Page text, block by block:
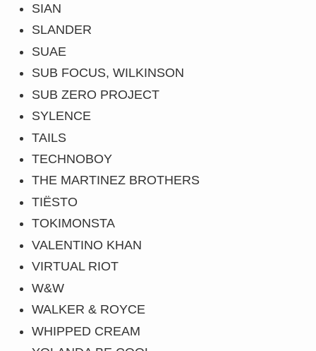
SIAN
SLANDER
SUAE
SUB FOCUS, WILKINSON
SUB ZERO PROJECT
SYLENCE
TAILS
TECHNOBOY
THE MARTINEZ BROTHERS
TIËSTO
TOKIMONSTA
VALENTINO KHAN
VIRTUAL RIOT
W&W
WALKER & ROYCE
WHIPPED CREAM